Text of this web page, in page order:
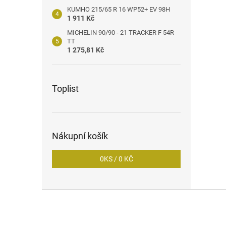
KUMHO 215/65 R 16 WP52+ EV 98H
1 911 Kč
MICHELIN 90/90 - 21 TRACKER F 54R
TT
1 275,81 Kč
Toplist
Nákupní košík
0KS /0 KČ